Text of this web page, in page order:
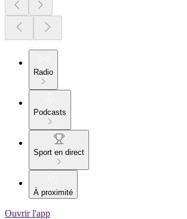
Radio
Podcasts
Sport en direct
À proximité
Ouvrir l'app